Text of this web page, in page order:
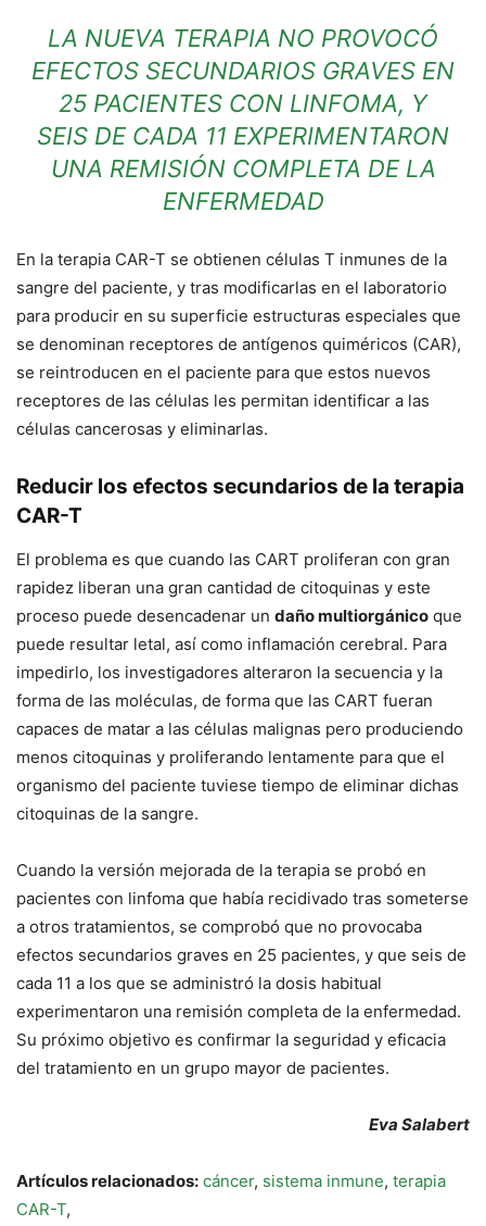
LA NUEVA TERAPIA NO PROVOCÓ
EFECTOS SECUNDARIOS GRAVES EN
25 PACIENTES CON LINFOMA, Y
SEIS DE CADA 11 EXPERIMENTARON
UNA REMISIÓN COMPLETA DE LA
ENFERMEDAD
En la terapia CAR-T se obtienen células T inmunes de la
sangre del paciente, y tras modificarlas en el laboratorio
para producir en su superficie estructuras especiales que
se denominan receptores de antígenos quiméricos (CAR),
se reintroducen en el paciente para que estos nuevos
receptores de las células les permitan identificar a las
células cancerosas y eliminarlas.
Reducir los efectos secundarios de la terapia
CAR-T
El problema es que cuando las CART proliferan con gran
rapidez liberan una gran cantidad de citoquinas y este
proceso puede desencadenar un daño multiorgánico que
puede resultar letal, así como inflamación cerebral. Para
impedirlo, los investigadores alteraron la secuencia y la
forma de las moléculas, de forma que las CART fueran
capaces de matar a las células malignas pero produciendo
menos citoquinas y proliferando lentamente para que el
organismo del paciente tuviese tiempo de eliminar dichas
citoquinas de la sangre.
Cuando la versión mejorada de la terapia se probó en
pacientes con linfoma que había recidivado tras someterse
a otros tratamientos, se comprobó que no provocaba
efectos secundarios graves en 25 pacientes, y que seis de
cada 11 a los que se administró la dosis habitual
experimentaron una remisión completa de la enfermedad.
Su próximo objetivo es confirmar la seguridad y eficacia
del tratamiento en un grupo mayor de pacientes.
Eva Salabert
Artículos relacionados: cáncer, sistema inmune, terapia
CAR-T,